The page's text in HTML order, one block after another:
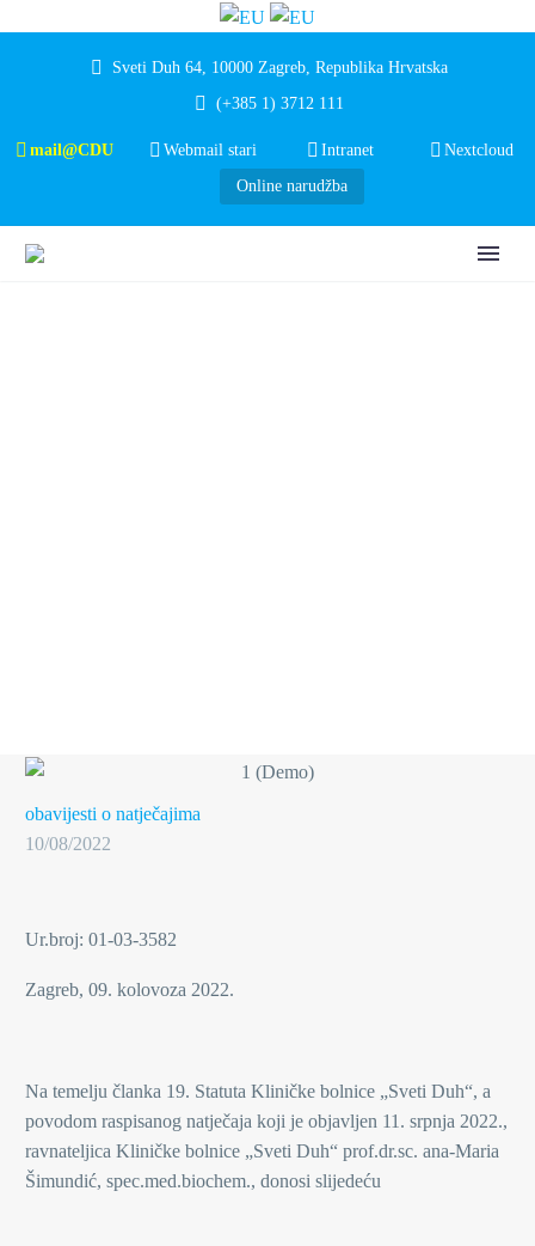
Sveti Duh 64, 10000 Zagreb, Republika Hrvatska
(+385 1) 3712 111
mail@CDU Webmail stari Intranet
Nextcloud
Online narudžba
obavijesti o natječajima
10/08/2022
Ur.broj: 01-03-3582
Zagreb, 09. kolovoza 2022.
Na temelju članka 19. Statuta Kliničke bolnice „Sveti Duh“, a
povodom raspisanog natječaja koji je objavljen 11. srpnja 2022.,
ravnateljica Kliničke bolnice „Sveti Duh“ prof.dr.sc. ana-Maria
Šimundić, spec.med.biochem., donosi slijedeću